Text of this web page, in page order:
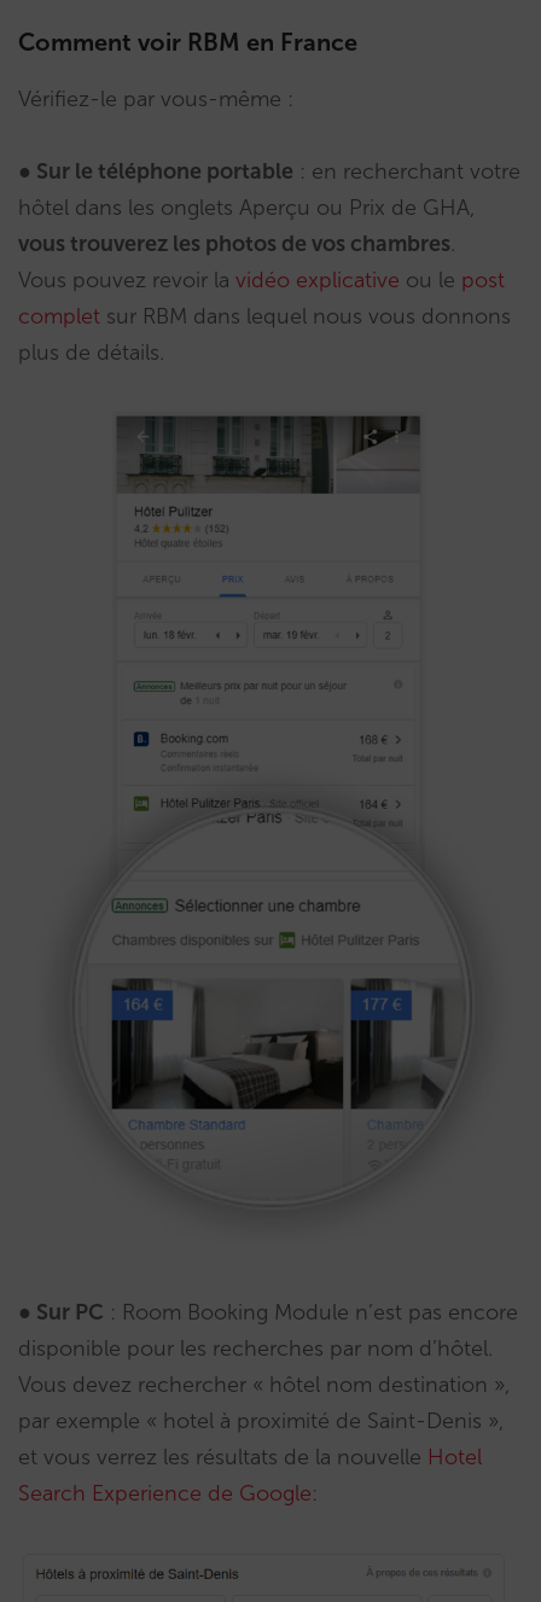
Comment voir RBM en France
Vérifiez-le par vous-même :
● Sur le téléphone portable : en recherchant votre
hôtel dans les onglets Aperçu ou Prix de GHA,
vous trouverez les photos de vos chambres.
Vous pouvez revoir la vidéo explicative ou le post
complet sur RBM dans lequel nous vous donnons
plus de détails.
● Sur PC : Room Booking Module n’est pas encore
disponible pour les recherches par nom d’hôtel.
Vous devez rechercher « hôtel nom destination »,
par exemple « hotel à proximité de Saint-Denis »,
et vous verrez les résultats de la nouvelle Hotel
Search Experience de Google: